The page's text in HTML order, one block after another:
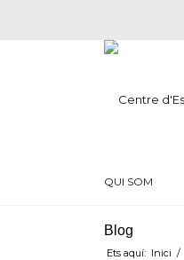
QUI SOM
Blog
Ets aquí: Inici /